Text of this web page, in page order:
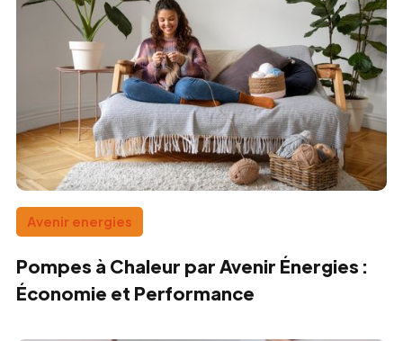
Avenir energies
Pompes à Chaleur par Avenir Énergies :
Économie et Performance